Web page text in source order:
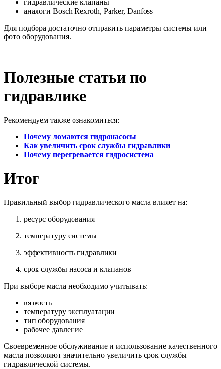
гидравлические клапаны
аналоги Bosch Rexroth, Parker, Danfoss
Для подбора достаточно отправить параметры системы или
фото оборудования.
Полезные статьи по
гидравлике
Рекомендуем также ознакомиться:
Почему ломаются гидронасосы
Как увеличить срок службы гидравлики
Почему перегревается гидросистема
Итог
Правильный выбор гидравлического масла влияет на:
ресурс оборудования
температуру системы
эффективность гидравлики
срок службы насоса и клапанов
При выборе масла необходимо учитывать:
вязкость
температуру эксплуатации
тип оборудования
рабочее давление
Своевременное обслуживание и использование качественного
масла позволяют значительно увеличить срок службы
гидравлической системы.